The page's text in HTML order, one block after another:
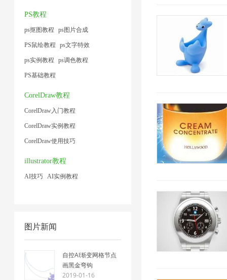
PS教程
ps抠图教程 ps图片合成
PS鼠绘教程 ps文字特效
ps实例教程 ps调色教程
PS基础教程
CorelDraw教程
CorelDraw入门教程
CorelDraw实例教程
CorelDraw使用技巧
illustrator教程
AI技巧 AI实例教程
图片新闻
自控AI渐变网格节点
画黑金弯钩
2019-01-16